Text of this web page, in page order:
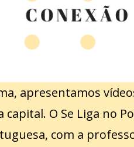
apresentamos
capital. O Se Liga no
com a